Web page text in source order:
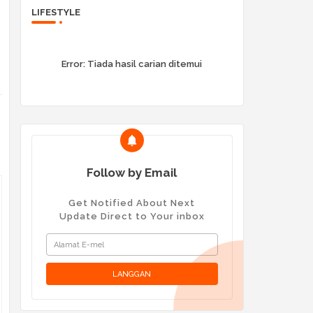
LIFESTYLE
Error: Tiada hasil carian ditemui
Follow by Email
Get Notified About Next
Update Direct to Your inbox